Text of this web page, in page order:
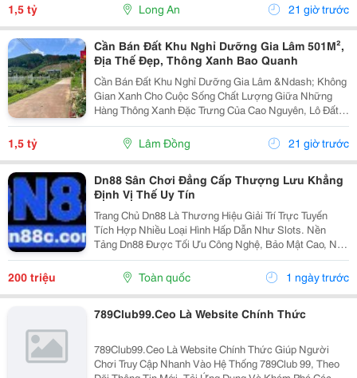
Quốc Lộ 1A, Giao Thông Thuận Tiện. &Bull; Dễ...
1,5 tỷ Long An 21 giờ trước
Cần Bán Đất Khu Nghỉ Dưỡng Gia Lâm 501M²,
Địa Thế Đẹp, Thông Xanh Bao Quanh
Cần Bán Đất Khu Nghỉ Dưỡng Gia Lâm &Ndash; Không
Gian Xanh Cho Cuộc Sống Chất Lượng Giữa Những
Hàng Thông Xanh Đặc Trưng Của Cao Nguyên, Lô Đất
501M&Sup2; Tại Khu Nghỉ Dưỡng Gia Lâm Mang Đến
Cảm Giác Bình Yên Ngay Từ Lần Đầu Ghé Thăm.
Không Khí Mát...
1,5 tỷ Lâm Đồng 21 giờ trước
Dn88 Sân Chơi Đẳng Cấp Thượng Lưu Khẳng
Định Vị Thế Uy Tín
Trang Chủ Dn88 Là Thương Hiệu Giải Trí Trực Tuyến
Tích Hợp Nhiều Loại Hình Hấp Dẫn Như Slots. Nền
Tảng Dn88 Được Tối Ưu Công Nghệ, Bảo Mật Cao, Nạp
Rút Nhanh Và Hỗ Trợ Tốt Trên Pc Lẫn Điện Thoại Di
Động. Thông Tin Liên Hệ: Website:
Https://Dn88C.com/...
200 triệu Toàn quốc 1 ngày trước
789Club99.Ceo Là Website Chính Thức
789Club99.Ceo Là Website Chính Thức Giúp Người
Chơi Truy Cập Nhanh Vào Hệ Thống 789Club 99, Theo